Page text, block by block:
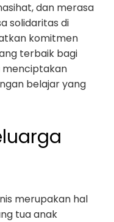
dan merasa
solidaritas di
komitmen
terbaik bagi
menciptakan
belajar yang
merupakan hal
tua anak